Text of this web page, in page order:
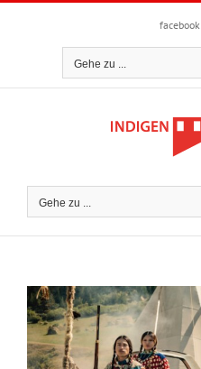
Zum
facebook
Gehe zu ...
Gehe zu ...